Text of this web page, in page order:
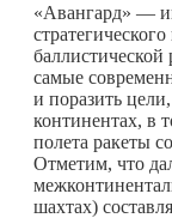
«Авангард» —
баллистической
самые
и поразить
континентах, в
полета ракеты
Отметим, что
шахтах)